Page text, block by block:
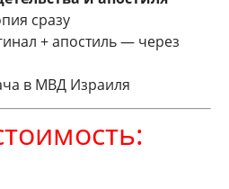
сразу
+ апостиль — через
в МВД Израиля